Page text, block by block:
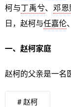
柯与丁禹兮、邓恩
日，赵柯与任嘉伦、
一、赵柯家庭
赵柯的父亲是一名
# 赵柯